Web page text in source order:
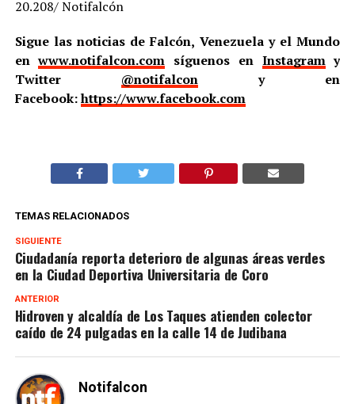
20.208/ Notifalcón
Sigue las noticias de Falcón, Venezuela y el Mundo
enwww.notifalcon.com síguenos en Instagramy
Twitter @notifalcony en
Facebook:https://www.facebook.com
TEMAS RELACIONADOS
SIGUIENTE
Ciudadanía reporta deterioro de algunas áreas verdes
en la Ciudad Deportiva Universitaria de Coro
ANTERIOR
Hidroven y alcaldía de Los Taques atienden colector
caído de 24 pulgadas en la calle 14 de Judibana
Notifalcon